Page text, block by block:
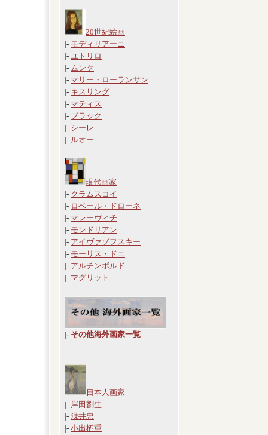
20世紀絵画
|- モディリアーニ
|- ユトリロ
|- ムンク
|- マリー・ローランサン
|- キスリング
|- マティス
|- ブラック
|- シーレ
|- ルオー
現代画家
|- クラムスコイ
|- ロベール・ドローネ
|- マレーヴィチ
|- モンドリアン
|- アイヴァゾフスキー
|- モーリス・ドニ
|- アルチンボルド
|- マグリット
|- その他海外画家一覧
日本人画家
|- 岸田劉生
|- 浅井忠
|- 小出楢重